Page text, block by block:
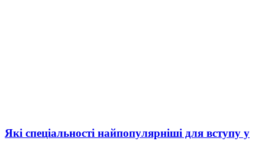
Які спеціальності найпопулярніші для вступу у